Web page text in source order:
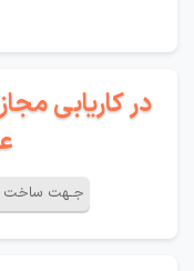
در کاریابی
جـهت ساخت